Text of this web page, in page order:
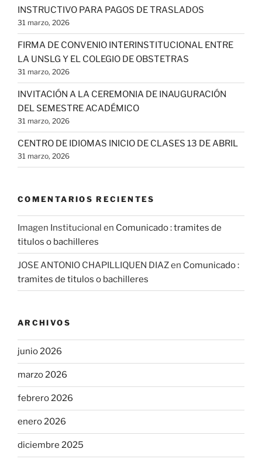
INSTRUCTIVO PARA PAGOS DE TRASLADOS
31 marzo, 2026
FIRMA DE CONVENIO INTERINSTITUCIONAL ENTRE
LA UNSLG Y EL COLEGIO DE OBSTETRAS
31 marzo, 2026
INVITACIÓN A LA CEREMONIA DE INAUGURACIÓN
DEL SEMESTRE ACADÉMICO
31 marzo, 2026
CENTRO DE IDIOMAS INICIO DE CLASES 13 DE ABRIL
31 marzo, 2026
COMENTARIOS RECIENTES
Imagen Institucional en Comunicado : tramites de
titulos o bachilleres
JOSE ANTONIO CHAPILLIQUEN DIAZen Comunicado :
tramites de titulos o bachilleres
ARCHIVOS
junio 2026
marzo 2026
febrero 2026
enero 2026
diciembre 2025